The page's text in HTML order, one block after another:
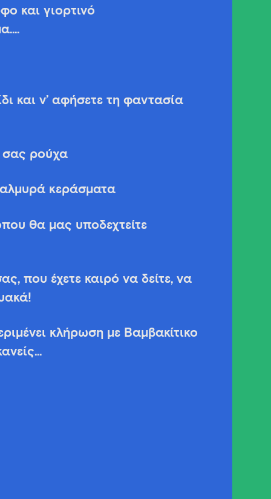
και γιορτινό
και ν’ αφήσετε τη φαντασία
σας ρούχα
αλμυρά κεράσματα
θα μας υποδεχτείτε
που έχετε καιρό να δείτε, να
κλήρωση με Βαμβακίτικο